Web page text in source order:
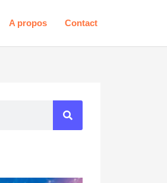
A propos Contact